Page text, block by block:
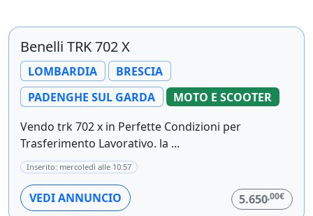
Benelli TRK 702 X
LOMBARDIA
BRESCIA
PADENGHE SUL GARDA
MOTO E SCOOTER
Vendo trk 702 x in Perfette Condizioni per
Trasferimento Lavorativo. la ...
Inserito: mercoledì alle 10:57
VEDI ANNUNCIO 5.650,00€